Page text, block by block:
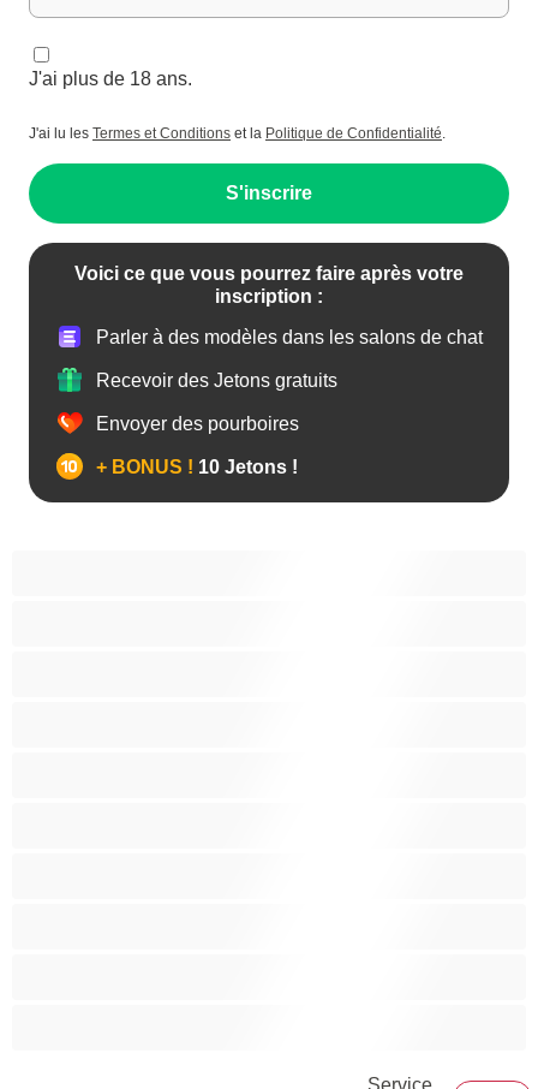
J'ai plus de 18 ans.
J'ai lu les Termes et Conditions et la Politique de Confidentialité.
S'inscrire
Voici ce que vous pourrez faire après votre
inscription :
Parler à des modèles dans les salons de chat
Recevoir des Jetons gratuits
Envoyer des pourboires
+ BONUS ! 10 Jetons !